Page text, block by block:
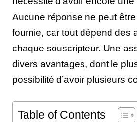
Aucune réponse ne peut
fournie, car tout dépend des
chaque souscripteur. Une
divers avantages, dont le
possibilité d’avoir plusieurs
Table of Contents